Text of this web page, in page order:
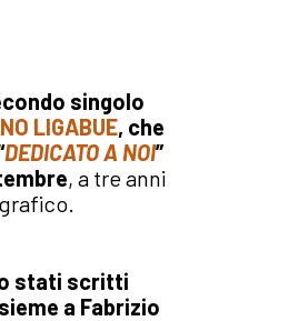
singolo
LIGABUE, che
DEDICATO A NOI”
, a tre anni
stati scritti
a Fabrizio